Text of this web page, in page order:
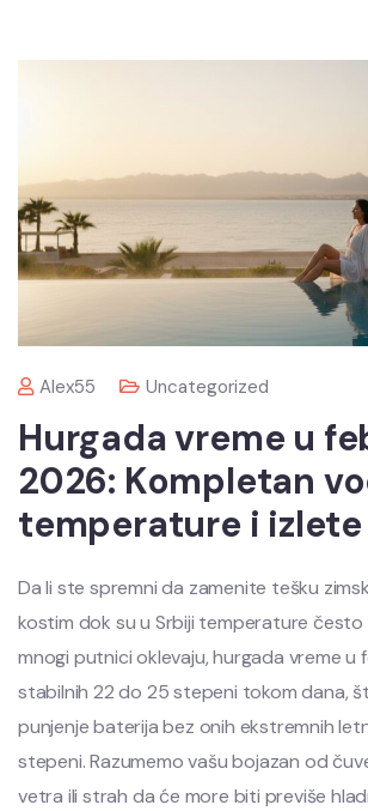
Alex55 Uncategorized
Hurgada vreme u
2026: Kompletan
temperature i izlete
Da li ste spremni da zamenite tešku
kostim dok su u Srbiji temperature često
mnogi putnici oklevaju, hurgada vreme u
stabilnih 22 do 25 stepeni tokom dana,
punjenje baterija bez onih ekstremnih
stepeni. Razumemo vašu bojazan od
vetra ili strah da će more biti previše